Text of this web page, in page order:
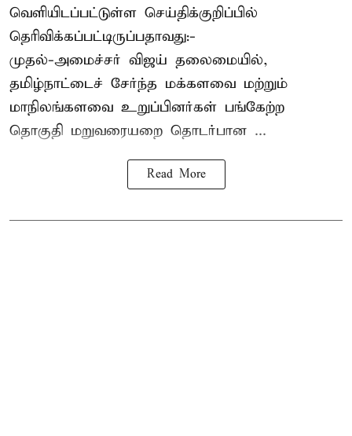
வெளியிடப்பட்டுள்ள செய்திக்குறிப்பில்
தெரிவிக்கப்பட்டிருப்பதாவது:-
முதல்-அமைச்சர் விஜய் தலைமையில்,
தமிழ்நாட்டைச் சேர்ந்த மக்களவை மற்றும்
மாநிலங்களவை உறுப்பினர்கள் பங்கேற்ற
தொகுதி மறுவரையறை தொடர்பான ...
Read More